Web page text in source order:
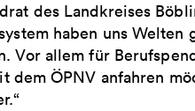
des Landkreises
haben uns
Vor allem für
dem ÖPNV anfahren